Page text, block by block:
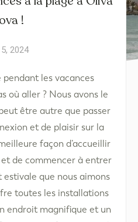
!
2024
les vacances
où aller ? Nous avons le
être autre que passer
et de plaisir sur la
façon d’accueillir
de commencer à entrer
estivale que nous aimons
toutes les installations
endroit magnifique et un